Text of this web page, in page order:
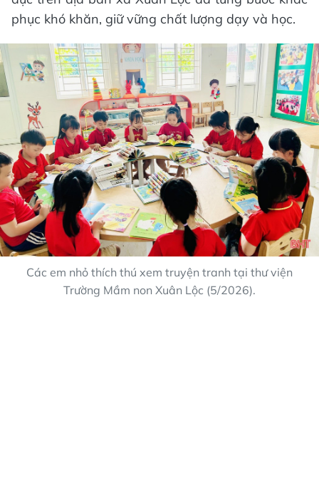
phục khó khăn, giữ vững chất lượng dạy và học.
Các em nhỏ thích thú xem truyện tranh tại thư viện
Trường Mầm non Xuân Lộc (5/2026).